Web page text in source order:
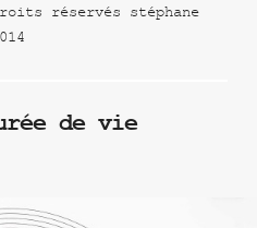
réservés stéphane
de vie